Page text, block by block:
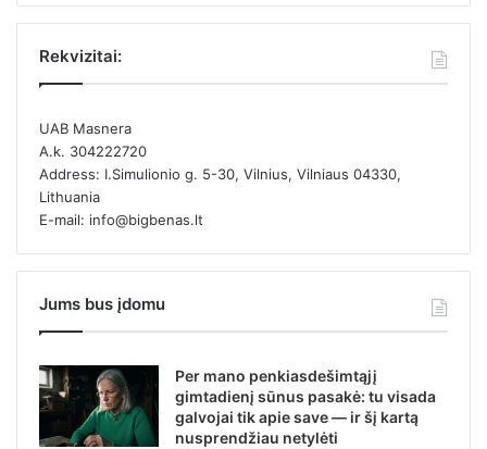
Rekvizitai:
UAB Masnera
A.k. 304222720
Address: I.Simulionio g. 5-30, Vilnius, Vilniaus 04330,
Lithuania
E-mail: info@bigbenas.lt
Jums bus įdomu
Per mano penkiasdešimtąjį
gimtadienį sūnus pasakė: tu visada
galvojai tik apie save — ir šį kartą
nusprendžiau netylėti